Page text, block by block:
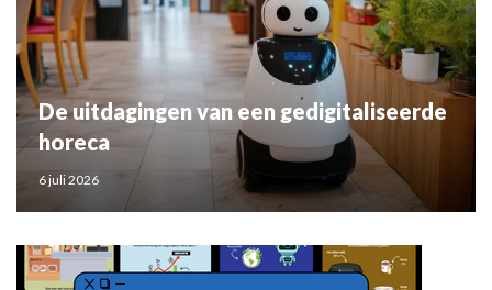
De uitdagingen van een gedigitaliseerde
horeca
6 juli 2026